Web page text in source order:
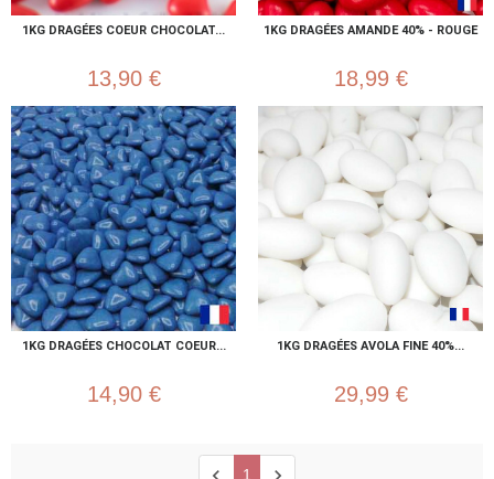
1KG DRAGÉES COEUR CHOCOLAT...
13,90 €
1KG DRAGÉES AMANDE 40% - ROUGE
18,99 €
1KG DRAGÉES CHOCOLAT COEUR...
14,90 €
1KG DRAGÉES AVOLA FINE 40%...
29,99 €
1